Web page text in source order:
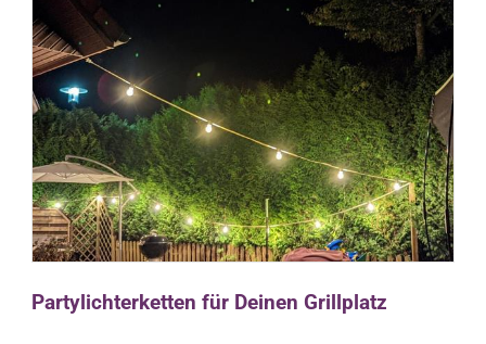
Partylichterketten für Deinen Grillplatz